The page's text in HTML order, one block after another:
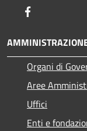
Organi di
Aree
Uffici
Enti e